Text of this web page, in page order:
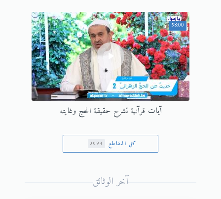
58:00
آيات قرآنية تشرح حقيقة الحج وغايته
كل المقاطع 3094
آخر الوثائق